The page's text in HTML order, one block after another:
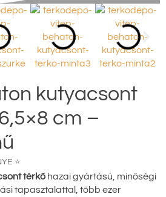
kutyacsont
cm –
⭐
térkő hazai gyártású, minőségi
tapasztalattal, több ezer